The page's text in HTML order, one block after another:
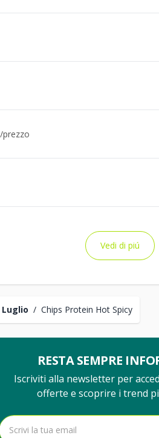
/ Chips Protein Hot Spicy
Vedi di piú
RESTA SEMPRE
Iscriviti alla newsletter per
offerte e scoprire i trend